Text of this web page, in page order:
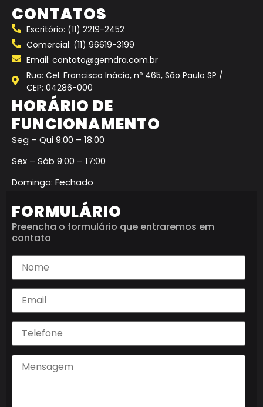
CONTATOS
Escritório: (11) 2219-2452
Comercial: (11) 96619-3199
Email: contato@gemdra.com.br
Rua: Cel. Francisco Inácio, nº 465, São Paulo SP /
CEP: 04286-000
HORÁRIO DE
FUNCIONAMENTO
Seg – Qui 9:00 – 18:00
Sex – Sáb 9:00 – 17:00
Domingo: Fechado
FORMULÁRIO
Preencha o formulário que entraremos em
contato